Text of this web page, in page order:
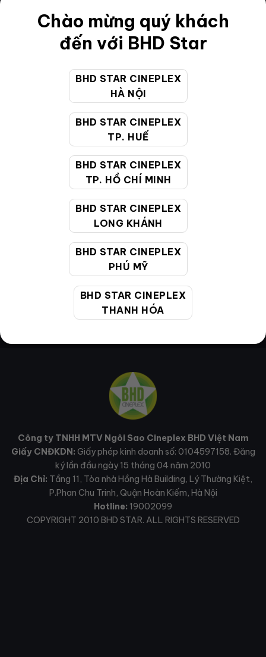
Chào mừng quý khách
đến với BHD Star
BHD STAR CINEPLEX
HÀ NỘI
BHD STAR CINEPLEX
TP. HUẾ
BHD STAR CINEPLEX
TP. HỒ CHÍ MINH
BHD STAR CINEPLEX
LONG KHÁNH
BHD STAR CINEPLEX
PHÚ MỸ
BHD STAR CINEPLEX
THANH HÓA
Điều khoản
Hướng dẫn đặt vé trực tuyến
Quy định và chính sách chung
Chính sách bảo vệ thông tin cá nhân của người tiêu
CHĂM SÓC KHÁCH HÀNG
19002099
Giờ làm việc: 9:00 - 22:00 (Tất cả các ngày bao
cskh@bhdstar.vn
Công ty TNHH MTV Ngôi Sao Cineplex BHD Việt Nam
Giấy CNĐKDN: Giấy phép kinh doanh số: 0104597158. Đăng
ký lần đầu ngày 15 tháng 04 năm 2010
Địa Chỉ: Tầng 11, Tòa nhà Hồng Hà Building, Lý Thường Kiệt,
P.Phan Chu Trinh, Quận Hoàn Kiếm, Hà Nội
Hotline: 19002099
COPYRIGHT 2010 BHD STAR. ALL RIGHTS RESERVED